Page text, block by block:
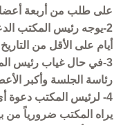
على طلب من أربعة
2-يوجه رئيس المكتب
أيام على الأقل من
3-في حال غياب رئيس
رئاسة الجلسة وأكبر
4- لرئيس المكتب دعوة
يراه المكتب ضرورياً من